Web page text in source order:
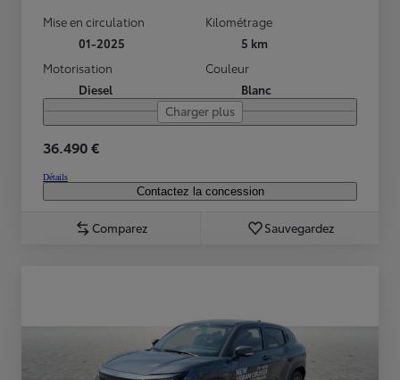
Mise en circulation
01-2025
Kilométrage
5 km
Motorisation
Diesel
Couleur
Blanc
Charger plus
36.490 €
Détails
Contactez la concession
Comparez Sauvegardez